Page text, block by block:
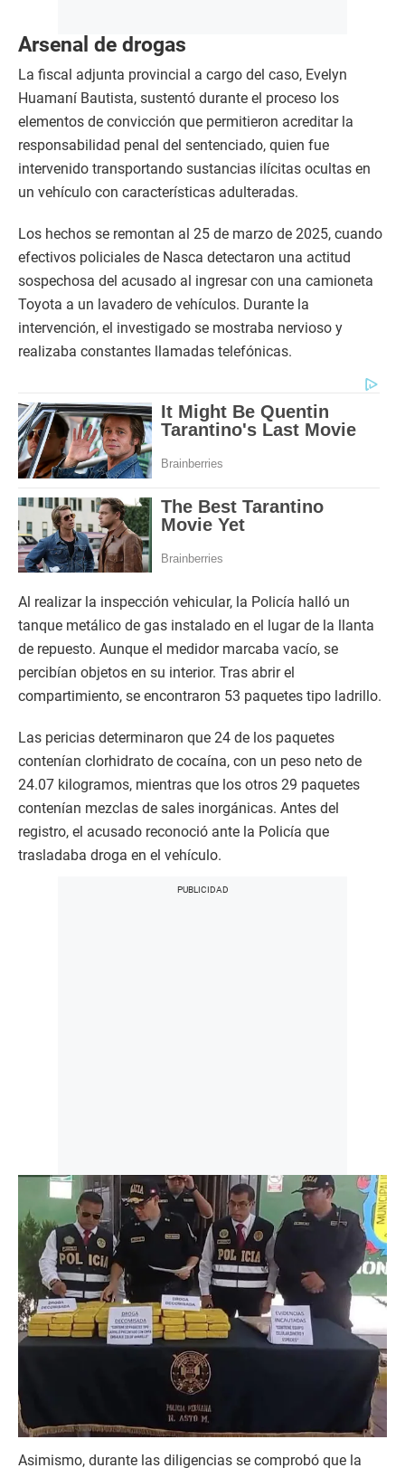
Arsenal de drogas
La fiscal adjunta provincial a cargo del caso, Evelyn
Huamaní Bautista, sustentó durante el proceso los
elementos de convicción que permitieron acreditar la
responsabilidad penal del sentenciado, quien fue
intervenido transportando sustancias ilícitas ocultas en
un vehículo con características adulteradas.
Los hechos se remontan al 25 de marzo de 2025, cuando
efectivos policiales de Nasca detectaron una actitud
sospechosa del acusado al ingresar con una camioneta
Toyota a un lavadero de vehículos. Durante la
intervención, el investigado se mostraba nervioso y
realizaba constantes llamadas telefónicas.
Al realizar la inspección vehicular, la Policía halló un
tanque metálico de gas instalado en el lugar de la llanta
de repuesto. Aunque el medidor marcaba vacío, se
percibían objetos en su interior. Tras abrir el
compartimiento, se encontraron 53 paquetes tipo ladrillo.
Las pericias determinaron que 24 de los paquetes
contenían clorhidrato de cocaína, con un peso neto de
24.07 kilogramos, mientras que los otros 29 paquetes
contenían mezclas de sales inorgánicas. Antes del
registro, el acusado reconoció ante la Policía que
trasladaba droga en el vehículo.
Asimismo, durante las diligencias se comprobó que la